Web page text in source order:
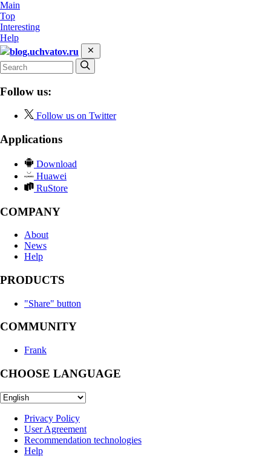
Main
Top
Interesting
Help
blog.uchvatov.ru
Follow us:
Follow us on Twitter
Applications
Download
Huawei
RuStore
COMPANY
About
News
Help
PRODUCTS
"Share" button
COMMUNITY
Frank
CHOOSE LANGUAGE
Privacy Policy
User Agreement
Recommendation technologies
Help